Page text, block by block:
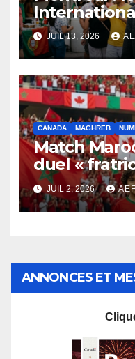
diversité du
lusophone
JUIL 13, 2026
CANADA MAGHREB
Match
duel «
génération
JUIL 2, 2026
ANNONCES ET